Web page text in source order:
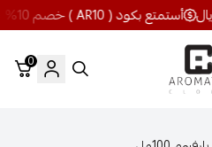
أستمتع بكود ( AR10 ) خصم 10% شحن مجاني للمشتريات فوق 350 ريال
كلاود
0